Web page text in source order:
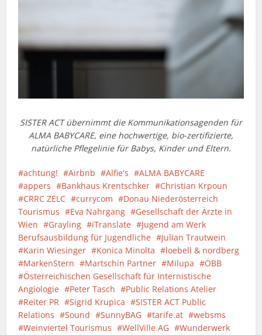
SISTER ACT übernimmt die Kommunikationsagenden für
ALMA BABYCARE, eine hochwertige, bio-zertifizierte,
natürliche Pflegelinie für Babys, Kinder und Eltern.
achtung! Airbnb Alfie's
ALMA BABYCARE
appers
Bankhaus Krentschker
Christian Krpoun
CRRC ZELC
currycom
Donau Niederösterreich
Tourismus
Eva Nahrgang
Gesellschaft der Ärzte in
Wien
Grayling iTranslate
Jugend am Werk
Berufsausbildung für Jugendliche
Julian Trautwein
Karin Wiesinger
Konica Minolta
loebell & nordberg
MarkenStern
Martschin Partner Milupa
ÖBB
Österreichischen Gesellschaft für Internistische
Angiologie
Peter Tasch
Public Relations Atelier
Reiter PR
Sigrid Krupica
SISTER ACT Public
Relations
Sound SunnyBAG tarife.at
websms
Weinviertel Tourismus
WellVille AG Wunderwerk